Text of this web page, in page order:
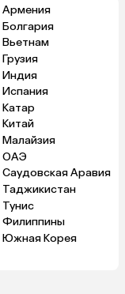
Армения
Болгария
Вьетнам
Грузия
Индия
Испания
Катар
Китай
Малайзия
ОАЭ
Саудовская Аравия
Таджикистан
Тунис
Филиппины
Южная Корея